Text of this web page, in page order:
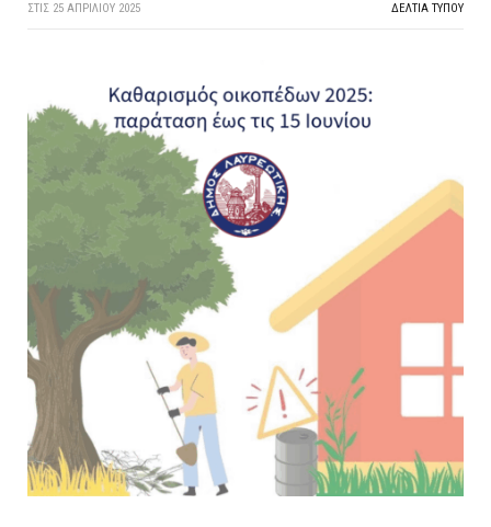
ΣΤΙΣ 25 ΑΠΡΙΛΊΟΥ 2025 ΔΕΛΤΙΑ ΤΥΠΟΥ